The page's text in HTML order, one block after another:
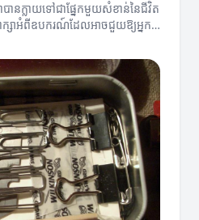
ានក្លាយទៅជាផ្នែកមួយសំខាន់នៃជីវិត
សាអំពីឧបករណ៍ដែលអាចជួយឱ្យអ្នក